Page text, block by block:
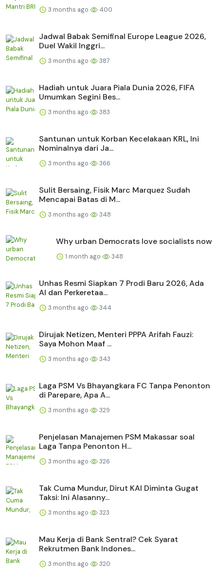
3 months ago 400
Jadwal Babak Semifinal Europe League 2026,
Duel Wakil Inggri...
3 months ago 387
Hadiah untuk Juara Piala Dunia 2026, FIFA
Umumkan Segini Bes...
3 months ago 383
Santunan untuk Korban Kecelakaan KRL, Ini
Nominalnya dari Ja...
3 months ago 366
Sulit Bersaing, Fisik Marc Marquez Sudah
Mencapai Batas di M...
3 months ago 348
Why urban Democrats love socialists now
1 month ago 348
Unhas Resmi Siapkan 7 Prodi Baru 2026, Ada
AI dan Perkeretaa...
3 months ago 344
Dirujak Netizen, Menteri PPPA Arifah Fauzi:
Saya Mohon Maaf ...
3 months ago 343
Laga PSM Vs Bhayangkara FC Tanpa Penonton
di Parepare, Apa A...
3 months ago 329
Penjelasan Manajemen PSM Makassar soal
Laga Tanpa Penonton H...
3 months ago 326
Tak Cuma Mundur, Dirut KAI Diminta Gugat
Taksi: Ini Alasanny...
3 months ago 323
Mau Kerja di Bank Sentral? Cek Syarat
Rekrutmen Bank Indones...
3 months ago 320